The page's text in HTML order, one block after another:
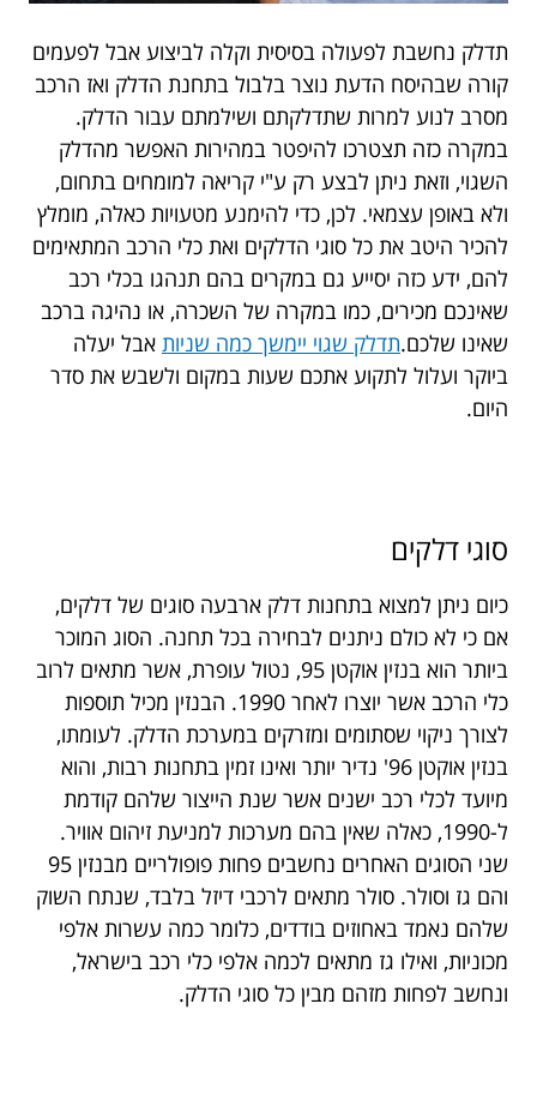
תדלק נחשבת לפעולה בסיסית וקלה לביצוע אבל לפעמים
קורה שבהיסח הדעת נוצר בלבול בתחנת הדלק ואז הרכב
מסרב לנוע למרות שתדלקתם ושילמתם עבור הדלק.
במקרה כזה תצטרכו להיפטר במהירות האפשר מהדלק
השגוי, וזאת ניתן לבצע רק ע"י קריאה למומחים בתחום,
ולא באופן עצמאי. לכן, כדי להימנע מטעויות כאלה, מומלץ
להכיר היטב את כל סוגי הדלקים ואת כלי הרכב המתאימים
להם, ידע כזה יסייע גם במקרים בהם תנהגו בכלי רכב
שאינכם מכירים, כמו במקרה של השכרה, או נהיגה ברכב
שאינו שלכם.תדלק שגוי יימשך כמה שניות אבל יעלה
ביוקר ועלול לתקוע אתכם שעות במקום ולשבש את סדר
היום.
סוגי דלקים
כיום ניתן למצוא בתחנות דלק ארבעה סוגים של דלקים,
אם כי לא כולם ניתנים לבחירה בכל תחנה. הסוג המוכר
ביותר הוא בנזין אוקטן 95, נטול עופרת, אשר מתאים לרוב
כלי הרכב אשר יוצרו לאחר 1990. הבנזין מכיל תוספות
לצורך ניקוי שסתומים ומזרקים במערכת הדלק. לעומתו,
בנזין אוקטן 96' נדיר יותר ואינו זמין בתחנות רבות, והוא
מיועד לכלי רכב ישנים אשר שנת הייצור שלהם קודמת
ל-1990, כאלה שאין בהם מערכות למניעת זיהום אוויר.
שני הסוגים האחרים נחשבים פחות פופולריים מבנזין 95
והם גז וסולר. סולר מתאים לרכבי דיזל בלבד, שנתח השוק
שלהם נאמד באחוזים בודדים, כלומר כמה עשרות אלפי
מכוניות, ואילו גז מתאים לכמה אלפי כלי רכב בישראל,
ונחשב לפחות מזהם מבין כל סוגי הדלק.